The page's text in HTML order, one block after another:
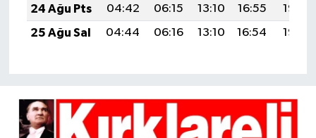
24 Ağu Pts
04:42 06:15 13:10 16:55
19:56
25 Ağu Sal
04:44 06:16 13:10 16:54 19:55